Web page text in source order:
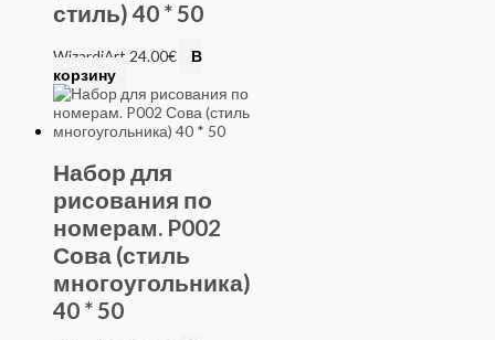
стиль) 40 * 50
WizardiArt 24.00€
В
корзину
Набор для
рисования по
номерам. P002
Сова (стиль
многоугольника)
40 * 50